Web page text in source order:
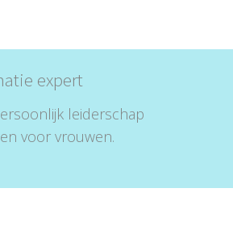
expert
leiderschap
voor vrouwen.